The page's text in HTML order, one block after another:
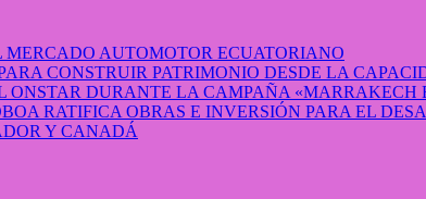
AUTOMOTOR ECUATORIANO
CONSTRUIR PATRIMONIO DESDE LA
DURANTE LA CAMPAÑA «MARRAKECH
RATIFICA OBRAS E INVERSIÓN PARA EL
Y CANADÁ